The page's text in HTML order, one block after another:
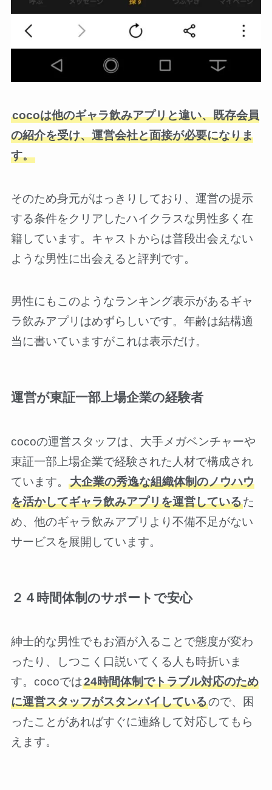
cocoは他のギャラ飲みアプリと違い、既存会員
の紹介を受け、運営会社と面接が必要になりま
す。
そのため身元がはっきりしており、運営の提示
する条件をクリアしたハイクラスな男性多く在
籍しています。キャストからは普段出会えない
ような男性に出会えると評判です。
男性にもこのようなランキング表示があるギャ
ラ飲みアプリはめずらしいです。年齢は結構適
当に書いていますがこれは表示だけ。
運営が東証一部上場企業の経験者
cocoの運営スタッフは、大手メガベンチャーや
東証一部上場企業で経験された人材で構成され
ています。 大企業の秀逸な組織体制のノウハウ
を活かしてギャラ飲みアプリを運営しているた
め、他のギャラ飲みアプリより不備不足がない
サービスを展開しています。
２４時間体制のサポートで安心
紳士的な男性でもお酒が入ることで態度が変わ
ったり、しつこく口説いてくる人も時折いま
す。cocoでは24時間体制でトラブル対応のため
に運営スタッフがスタンバイしているので、困
ったことがあればすぐに連絡して対応してもら
えます。